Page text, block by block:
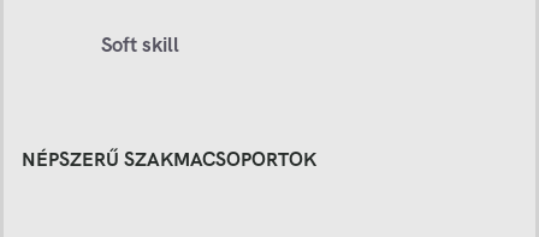
Soft skill
NÉPSZERŰ SZAKMACSOPORTOK